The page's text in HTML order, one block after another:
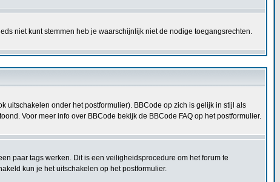
niet kunt stemmen heb je waarschijnlijk niet de nodige toegangsrechten.
uitschakelen onder het postformulier). BBCode op zich is gelijk in stijl als
Voor meer info over BBCode bekijk de BBCode FAQ op het postformulier.
paar tags werken. Dit is een veiligheidsprocedure om het forum te
kun je het uitschakelen op het postformulier.